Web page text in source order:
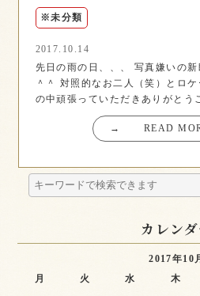
※未分類
2017.10.14
先日の雨の日、、、 写真嫌いの
＾＾ 対照的なお二人（笑）とロ
の中頑張っていただきありがと
→ READ
カレン
2017年10
月
火 水 木